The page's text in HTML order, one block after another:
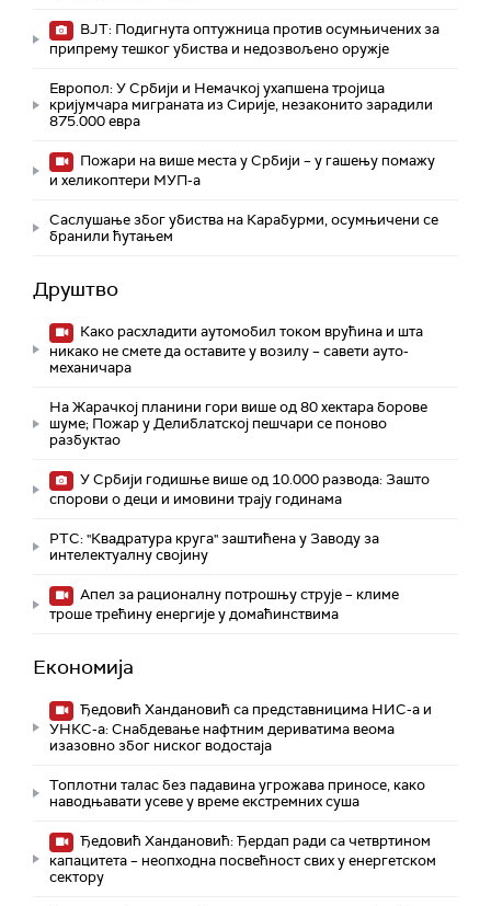
ВЈТ: Подигнута оптужница против осумњичених за
припрему тешког убиства и недозвољено оружје
Европол: У Србији и Немачкој ухапшена тројица
кријумчара миграната из Сирије, незаконито зарадили
875.000 евра
Пожари на више места у Србији – у гашењу помажу
и хеликоптери МУП-а
Саслушање због убиства на Карабурми, осумњичени се
бранили ћутањем
Друштво
Како расхладити аутомобил током врућина и шта
никако не смете да оставите у возилу – савети ауто-
механичара
На Жарачкој планини гори више од 80 хектара борове
шуме; Пожар у Делиблатској пешчари се поново
разбуктао
У Србији годишње више од 10.000 развода: Зашто
спорови о деци и имовини трају годинама
РТС: "Квадратура круга" заштићена у Заводу за
интелектуалну својину
Апел за рационалну потрошњу струје – климе
троше трећину енергије у домаћинствима
Економија
Ђедовић Хандановић са представницима НИС-а и
УНКС-а: Снабдевање нафтним дериватима веома
изазовно због ниског водостаја
Топлотни талас без падавина угрожава приносе, како
наводњавати усеве у време екстремних суша
Ђедовић Хандановић: Ђердап ради са четвртином
капацитета – неопходна посвећност свих у енергетском
сектору